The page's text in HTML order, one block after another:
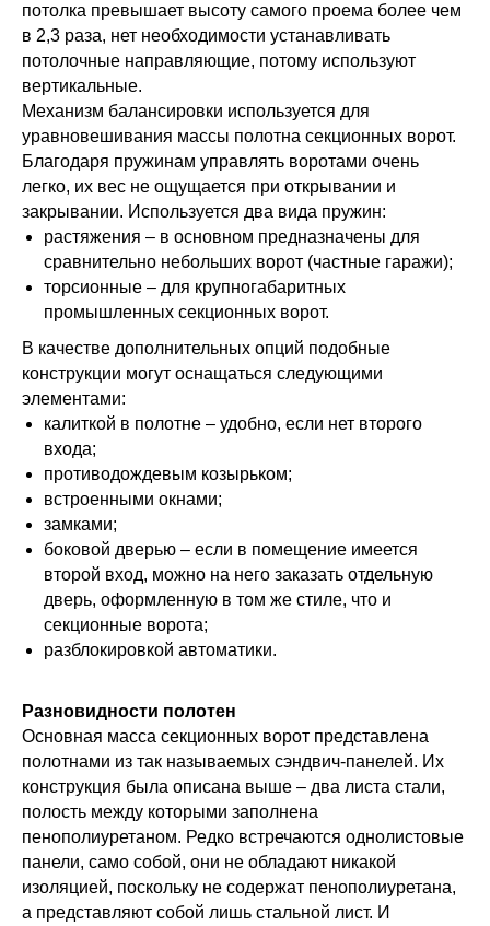
потолка превышает высоту самого проема более чем
в 2,3 раза, нет необходимости устанавливать
потолочные направляющие, потому используют
вертикальные.
Механизм балансировки используется для
уравновешивания массы полотна секционных ворот.
Благодаря пружинам управлять воротами очень
легко, их вес не ощущается при открывании и
закрывании. Используется два вида пружин:
растяжения – в основном предназначены для
сравнительно небольших ворот (частные гаражи);
торсионные – для крупногабаритных
промышленных секционных ворот.
В качестве дополнительных опций подобные
конструкции могут оснащаться следующими
элементами:
калиткой в полотне – удобно, если нет второго
входа;
противодождевым козырьком;
встроенными окнами;
замками;
боковой дверью – если в помещение имеется
второй вход, можно на него заказать отдельную
дверь, оформленную в том же стиле, что и
секционные ворота;
разблокировкой автоматики.
Разновидности полотен
Основная масса секционных ворот представлена
полотнами из так называемых сэндвич-панелей. Их
конструкция была описана выше – два листа стали,
полость между которыми заполнена
пенополиуретаном. Редко встречаются однолистовые
панели, само собой, они не обладают никакой
изоляцией, поскольку не содержат пенополиуретана,
а представляют собой лишь стальной лист. И